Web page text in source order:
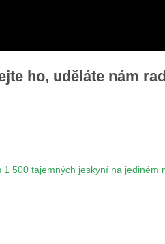
ho, uděláte nám
1 500 tajemných jeskyní na jediném